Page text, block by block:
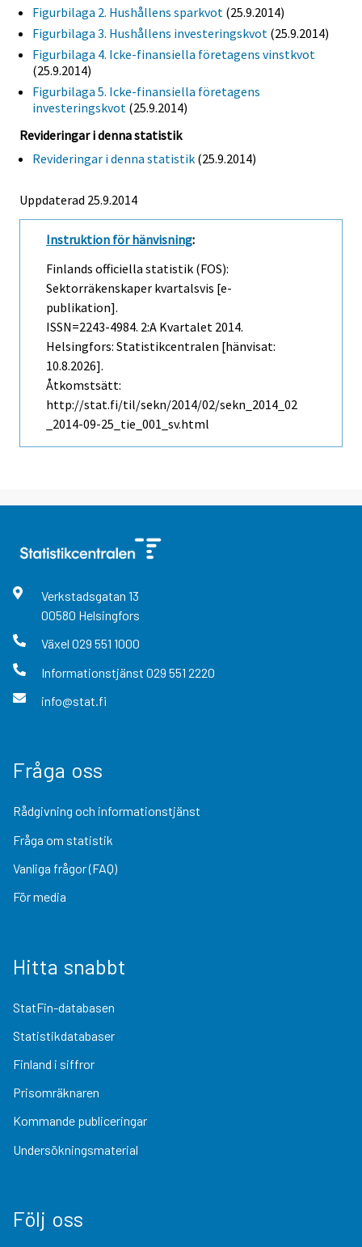
Figurbilaga 2. Hushållens sparkvot (25.9.2014)
Figurbilaga 3. Hushållens investeringskvot (25.9.2014)
Figurbilaga 4. Icke-finansiella företagens vinstkvot
(25.9.2014)
Figurbilaga 5. Icke-finansiella företagens
investeringskvot (25.9.2014)
Revideringar i denna statistik
Revideringar i denna statistik (25.9.2014)
Uppdaterad 25.9.2014
Instruktion för hänvisning:
Finlands officiella statistik (FOS):
Sektorräkenskaper kvartalsvis [e-
publikation].
ISSN=2243-4984. 2:a Kvartalet 2014.
Helsingfors: Statistikcentralen [hänvisat:
10.8.2026].
Åtkomstsätt:
http://stat.fi/til/sekn/2014/02/sekn_2014_02
_2014-09-25_tie_001_sv.html
Verkstadsgatan 13
00580 Helsingfors
Växel 029 551 1000
Informationstjänst 029 551 2220
info@stat.fi
Fråga oss
Rådgivning och informationstjänst
Fråga om statistik
Vanliga frågor (FAQ)
För media
Hitta snabbt
StatFin-databasen
Statistikdatabaser
Finland i siffror
Prisomräknaren
Kommande publiceringar
Undersökningsmaterial
Följ oss